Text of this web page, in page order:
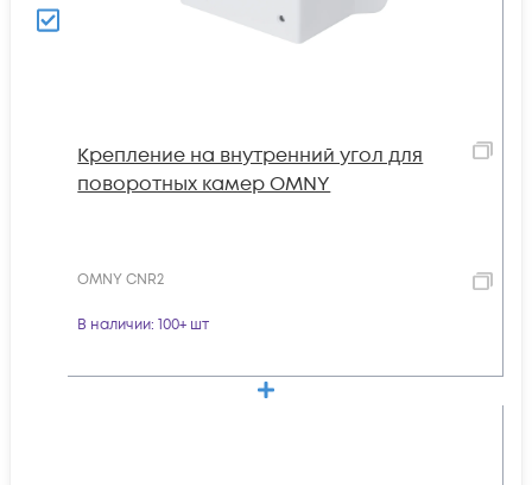
Крепление на внутренний угол для
поворотных камер OMNY
OMNY CNR2
В наличии: 100+ шт